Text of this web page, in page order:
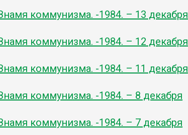
коммунизма. -1984. – 13 декабря
коммунизма. -1984. – 12 декабря
коммунизма. -1984. – 11 декабря
коммунизма. -1984. – 8 декабря
коммунизма. -1984. – 7 декабря